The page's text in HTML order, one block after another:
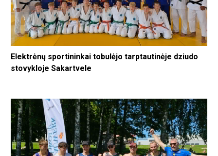
Elektrėnų sportininkai tobulėjo tarptautinėje dziudo
stovykloje Sakartvele